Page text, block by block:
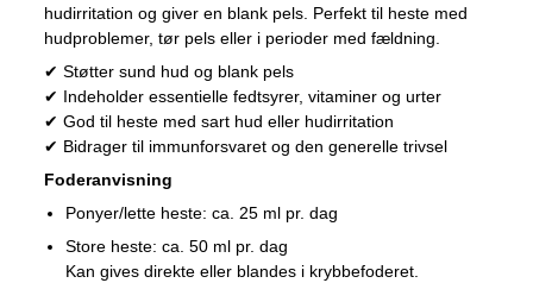
hudirritation og giver en blank pels. Perfekt til heste med
hudproblemer, tør pels eller i perioder med fældning.
✔ Støtter sund hud og blank pels
✔ Indeholder essentielle fedtsyrer, vitaminer og urter
✔ God til heste med sart hud eller hudirritation
✔ Bidrager til immunforsvaret og den generelle trivsel
Foderanvisning
Ponyer/lette heste: ca. 25 ml pr. dag
Store heste: ca. 50 ml pr. dag
Kan gives direkte eller blandes i krybbefoderet.